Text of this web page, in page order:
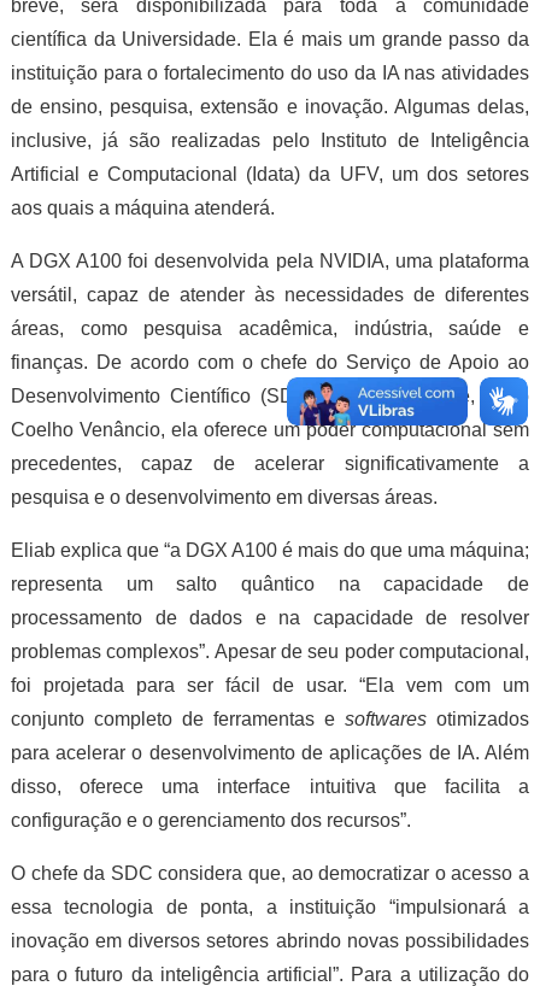
breve, será disponibilizada para toda a comunidade
científica da Universidade. Ela é mais um grande passo da
instituição para o fortalecimento do uso da IA nas atividades
de ensino, pesquisa, extensão e inovação. Algumas delas,
inclusive, já são realizadas pelo Instituto de Inteligência
Artificial e Computacional (Idata) da UFV, um dos setores
aos quais a máquina atenderá.
A DGX A100 foi desenvolvida pela NVIDIA, uma plataforma
versátil, capaz de atender às necessidades de diferentes
áreas, como pesquisa acadêmica, indústria, saúde e
finanças. De acordo com o chefe do Serviço de Apoio ao
Desenvolvimento Científico (SDC) da Universidade, Eliab
Coelho Venâncio, ela oferece um poder computacional sem
precedentes, capaz de acelerar significativamente a
pesquisa e o desenvolvimento em diversas áreas.
Eliab explica que “a DGX A100 é mais do que uma máquina;
representa um salto quântico na capacidade de
processamento de dados e na capacidade de resolver
problemas complexos”. Apesar de seu poder computacional,
foi projetada para ser fácil de usar. “Ela vem com um
conjunto completo de ferramentas esoftwares otimizados
para acelerar o desenvolvimento de aplicações de IA. Além
disso, oferece uma interface intuitiva que facilita a
configuração e o gerenciamento dos recursos”.
O chefe da SDC considera que, ao democratizar o acesso a
essa tecnologia de ponta, a instituição “impulsionará a
inovação em diversos setores abrindo novas possibilidades
para o futuro da inteligência artificial”. Para a utilização do